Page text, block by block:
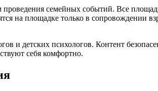
семейных событий. Все
на площадке только в сопровождении
и детских психологов. Контент
себя комфортно.